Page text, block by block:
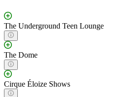
The Underground Teen Lounge
The Dome
Cirque Éloize Shows